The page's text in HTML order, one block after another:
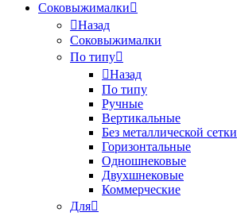
Соковыжималки
Назад
Соковыжималки
По типу
Назад
По типу
Ручные
Вертикальные
Без металлической сетки
Горизонтальные
Одношнековые
Двухшнековые
Коммерческие
Для